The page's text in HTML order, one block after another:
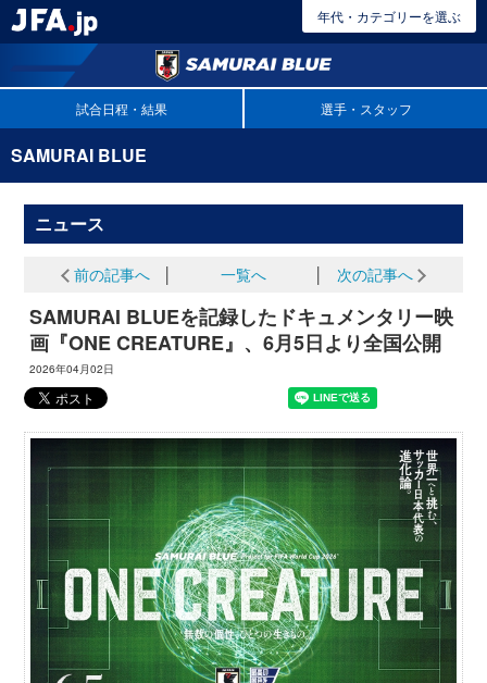
年代・カテゴリーを選ぶ
試合日程・結果 選手・スタッフ
SAMURAI BLUE
ニュース
前の記事へ 一覧へ 次の記事へ
SAMURAI BLUEを記録したドキュメンタリー映
画『ONE CREATURE』、6月5日より全国公開
2026年04月02日